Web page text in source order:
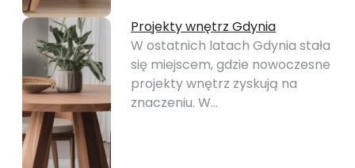
Projekty wnętrz Gdynia
W ostatnich latach Gdynia stała
się miejscem, gdzie nowoczesne
projekty wnętrz zyskują na
znaczeniu. W…